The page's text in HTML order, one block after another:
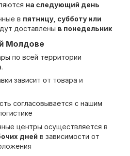
на следующий день
в пятницу, субботу или
доставлены в понедельник
Молдове
по всей территории
зависит от товара и
согласовывается с нашим
центры осуществляется в
дней в зависимости от